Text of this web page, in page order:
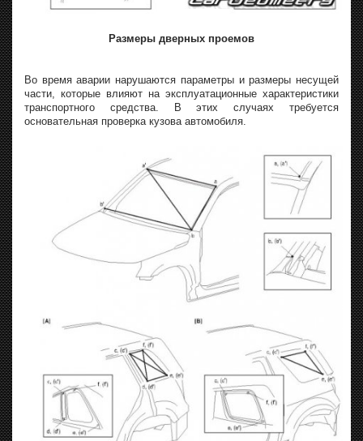
Размеры дверных проемов
Во время аварии нарушаются параметры и размеры несущей
части, которые влияют на эксплуатационные характеристики
транспортного средства. В этих случаях требуется
основательная проверка кузова автомобиля.